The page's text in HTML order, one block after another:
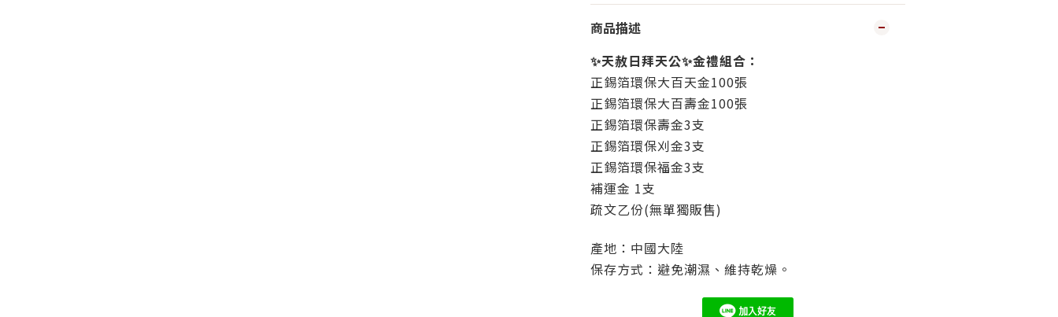
商品描述
✨天赦日拜天公✨金禮組合：
正錫箔環保大百天金100張
正錫箔環保大百壽金100張
正錫箔環保壽金3支
正錫箔環保刈金3支
正錫箔環保福金3支
補運金 1支
疏文乙份(無單獨販售)
產地：中國大陸
保存方式：避免潮濕、維持乾燥。